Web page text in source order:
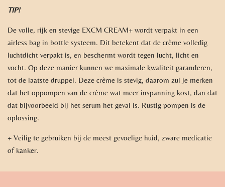
TIP!
De volle, rijk en stevige EXCM CREAM+ wordt verpakt in een
airless bag in bottle systeem. Dit betekent dat de crème volledig
luchtdicht verpakt is, en beschermt wordt tegen lucht, licht en
vocht. Op deze manier kunnen we maximale kwaliteit garanderen,
tot de laatste druppel. Deze crème is stevig, daarom zul je merken
dat het oppompen van de crème wat meer inspanning kost, dan dat
dat bijvoorbeeld bij het serum het geval is. Rustig pompen is de
oplossing.
+ Veilig te gebruiken bij de meest gevoelige huid, zware medicatie
of kanker.